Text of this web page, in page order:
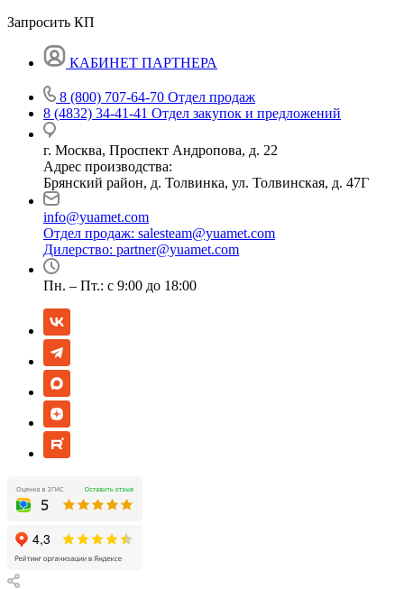
Запросить КП
КАБИНЕТ ПАРТНЕРА
8 (800) 707-64-70 Отдел продаж
8 (4832) 34-41-41 Отдел закупок и предложений
г. Москва, Проспект Андропова, д. 22
Адрес производства:
Брянский район, д. Толвинка, ул. Толвинская, д. 47Г
info@yuamet.com
Отдел продаж: salesteam@yuamet.com
Дилерство: partner@yuamet.com
Пн. – Пт.: с 9:00 до 18:00